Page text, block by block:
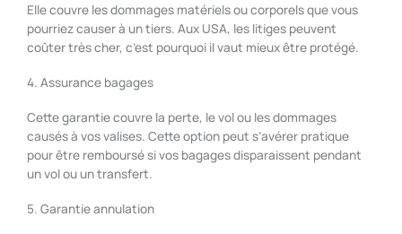
Elle couvre les dommages matériels ou corporels que vous
pourriez causer à un tiers. Aux USA, les litiges peuvent
coûter très cher, c’est pourquoi il vaut mieux être protégé.
4. Assurance bagages
Cette garantie couvre la perte, le vol ou les dommages
causés à vos valises. Cette option peut s’avérer pratique
pour être remboursé si vos bagages disparaissent pendant
un vol ou un transfert.
5. Garantie annulation